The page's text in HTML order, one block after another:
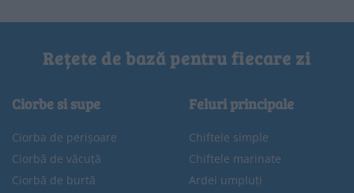
Rețete de bază pentru fiecare zi
Ciorbe si supe
Ciorba de perișoare
Ciorbă de văcuță
Ciorbă de burtă
Feluri principale
Chiftele simple
Chiftele marinate
Ardei umpluți